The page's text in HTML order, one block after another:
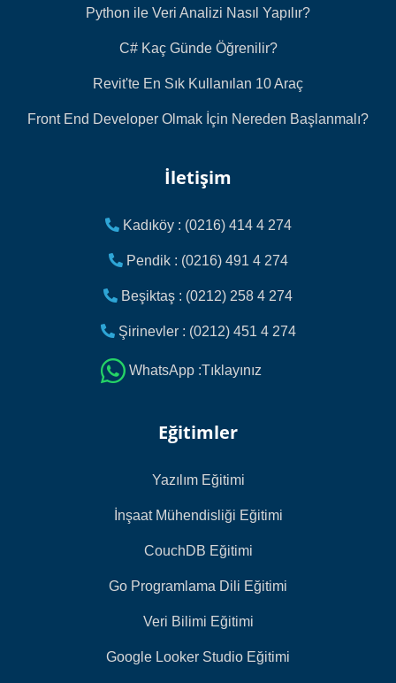
Python ile Veri Analizi Nasıl Yapılır?
C# Kaç Günde Öğrenilir?
Revit'te En Sık Kullanılan 10 Araç
Front End Developer Olmak İçin Nereden Başlanmalı?
İletişim
Kadıköy : (0216) 414 4 274
Pendik : (0216) 491 4 274
Beşiktaş : (0212) 258 4 274
Şirinevler : (0212) 451 4 274
WhatsApp :Tıklayınız
Eğitimler
Yazılım Eğitimi
İnşaat Mühendisliği Eğitimi
CouchDB Eğitimi
Go Programlama Dili Eğitimi
Veri Bilimi Eğitimi
Google Looker Studio Eğitimi